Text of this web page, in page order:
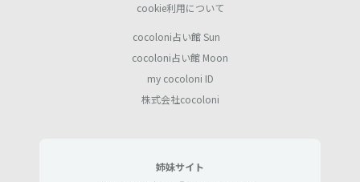
cookie利用について
cocoloni占い館 Sun
cocoloni占い館 Moon
my cocoloni ID
株式会社cocoloni
姉妹サイト